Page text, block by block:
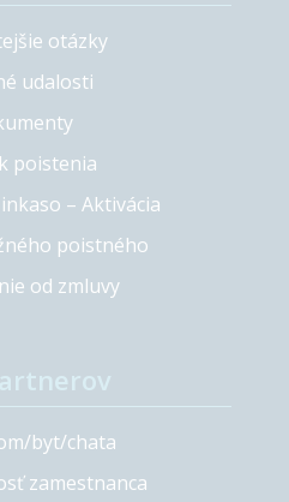
otázky
udalosti
poistenia
– Aktivácia
poistného
od zmluvy
byt/chata
zamestnanca